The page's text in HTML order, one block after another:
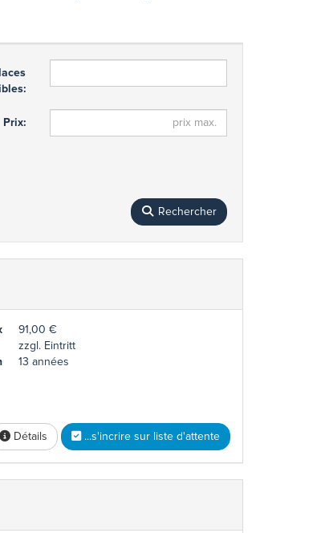
Prix:
Rechercher
91,00 €
zzgl. Eintritt
13 années
Détails ...s'incrire sur liste d'attente